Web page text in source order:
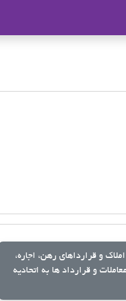
و قرارداهای رهن، اجاره،
و قرارداد ها به اتحادیه